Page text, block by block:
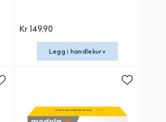
Kr 149,90
Legg i handlekurv